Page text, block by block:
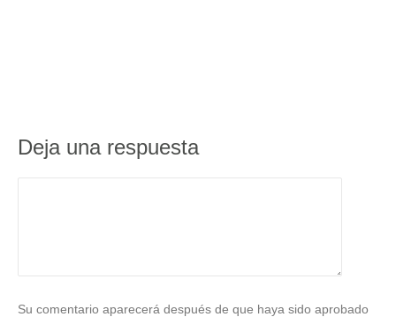
Deja una respuesta
Su comentario aparecerá después de que haya sido aprobado